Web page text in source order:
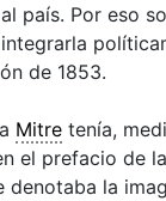
país. Por eso
de 1853.
Mitre tenía,
el prefacio de
denotaba la